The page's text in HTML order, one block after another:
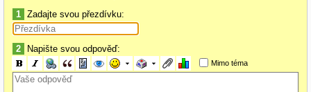
1 Zadajte svou přezdívku:
2 Napište svou odpověď:
Mimo téma